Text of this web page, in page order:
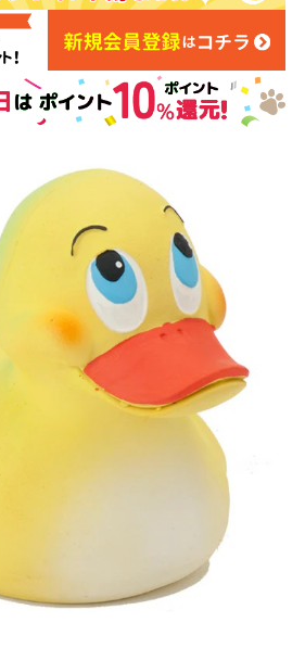
キャットフード
服・おさんぽ用品
リビング雑貨
シニアサポート